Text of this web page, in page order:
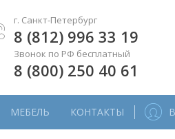
г. Санкт-Петербург
8 (812) 996 33 19
Звонок по РФ бесплатный
8 (800) 250 40 61
МЕБЕЛЬ КОНТАКТЫ